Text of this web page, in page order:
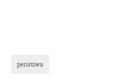
peristiwa